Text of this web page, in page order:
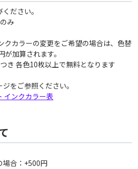
ださい。
み
クカラーの変更をご希望の場合は、色替
加算されます。
き 各色10枚以上で無料となります
をご参照ください。
インクカラー表
場合：+500円